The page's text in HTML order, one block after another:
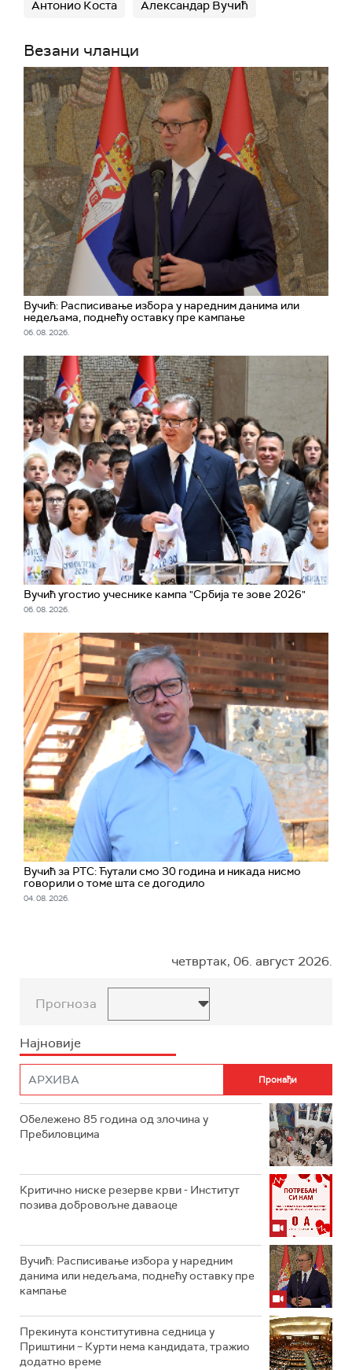
Антонио Коста Александар Вучић
Везани чланци
Вучић: Расписивање избора у наредним данима или
недељама, поднећу оставку пре кампање
06. 08. 2026.
Вучић угостио учеснике кампа "Србија те зове 2026"
06. 08. 2026.
Вучић за РТС: Ћутали смо 30 година и никада нисмо
говорили о томе шта се догодило
04. 08. 2026.
четвртак, 06. август 2026.
Прогноза
Најновије
Обележено 85 година од злочина у
Пребиловцима
Критично ниске резерве крви - Институт
позива добровољне даваоце
Вучић: Расписивање избора у наредним
данима или недељама, поднећу оставку пре
кампање
Прекинута конститутивна седница у
Приштини – Курти нема кандидата, тражио
додатно време